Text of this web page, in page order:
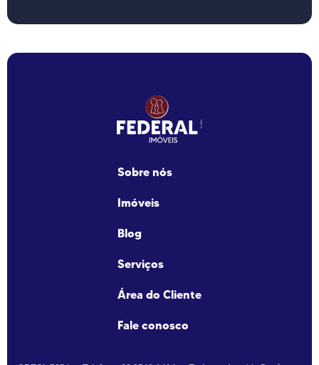
Sobre nós
Imóveis
Blog
Serviços
Área do Cliente
Fale conosco